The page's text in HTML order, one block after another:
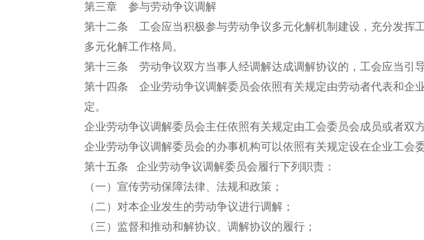
第三章 参与劳动争议调解
第十二条 工会应当积极参与劳动争议多元化解机制建设，充分发挥
多元化解工作格局。
第十三条 劳动争议双方当事人经调解达成调解协议的，工会应当引
第十四条 企业劳动争议调解委员会依照有关规定由劳动者代表和企
定。
企业劳动争议调解委员会主任依照有关规定由工会委员会成员或者双
企业劳动争议调解委员会的办事机构可以依照有关规定设在企业工会委
第十五条 企业劳动争议调解委员会履行下列职责：
（一）宣传劳动保障法律、法规和政策；
（二）对本企业发生的劳动争议进行调解；
（三）监督和推动和解协议、调解协议的履行；